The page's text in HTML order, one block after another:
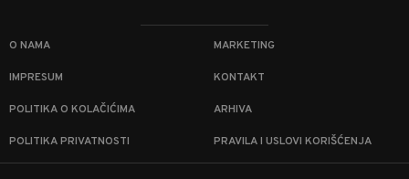
O NAMA MARKETING
IMPRESUM KONTAKT
POLITIKA O KOLAČIĆIMA ARHIVA
POLITIKA PRIVATNOSTI PRAVILA I USLOVI KORIŠĆENJA